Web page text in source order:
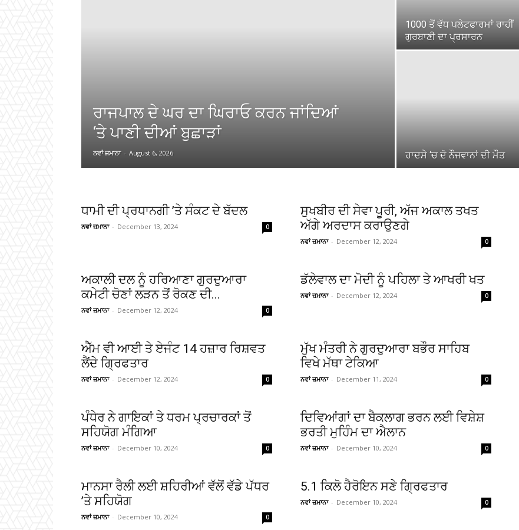
ਰਾਜਪਾਲ ਦੇ ਘਰ ਦਾ ਘਿਰਾਓ ਕਰਨ ਜਾਂਦਿਆਂ
‘ਤੇ ਪਾਣੀ ਦੀਆਂ ਬੁਛਾੜਾਂ
ਨਵਾਂ ਜ਼ਮਾਨਾ - August 6, 2026
1000 ਤੋਂ ਵੱਧ ਪਲੇਟਫਾਰਮਾਂ ਰਾਹੀਂ
ਗੁਰਬਾਣੀ ਦਾ ਪ੍ਰਸਾਰਨ
ਹਾਦਸੇ ‘ਚ ਦੋ ਨੌਜਵਾਨਾਂ ਦੀ ਮੌਤ
ਧਾਮੀ ਦੀ ਪ੍ਰਧਾਨਗੀ ’ਤੇ ਸੰਕਟ ਦੇ ਬੱਦਲ
ਨਵਾਂ ਜ਼ਮਾਨਾ - December 13, 2024 0
ਸੁਖਬੀਰ ਦੀ ਸੇਵਾ ਪੂਰੀ, ਅੱਜ ਅਕਾਲ ਤਖਤ
ਅੱਗੇ ਅਰਦਾਸ ਕਰਾਉਣਗੇ
ਨਵਾਂ ਜ਼ਮਾਨਾ - December 12, 2024 0
ਅਕਾਲੀ ਦਲ ਨੂੰ ਹਰਿਆਣਾ ਗੁਰਦੁਆਰਾ
ਕਮੇਟੀ ਚੋਣਾਂ ਲੜਨ ਤੋਂ ਰੋਕਣ ਦੀ...
ਨਵਾਂ ਜ਼ਮਾਨਾ - December 12, 2024 0
ਡੱਲੇਵਾਲ ਦਾ ਮੋਦੀ ਨੂੰ ਪਹਿਲਾ ਤੇ ਆਖਰੀ ਖਤ
ਨਵਾਂ ਜ਼ਮਾਨਾ - December 12, 2024 0
ਐੱਮ ਵੀ ਆਈ ਤੇ ਏਜੰਟ 14 ਹਜ਼ਾਰ ਰਿਸ਼ਵਤ
ਲੈਂਦੇ ਗਿ੍ਰਫਤਾਰ
ਨਵਾਂ ਜ਼ਮਾਨਾ - December 12, 2024 0
ਮੁੱਖ ਮੰਤਰੀ ਨੇ ਗੁਰਦੁਆਰਾ ਬਭੌਰ ਸਾਹਿਬ
ਵਿਖੇ ਮੱਥਾ ਟੇਕਿਆ
ਨਵਾਂ ਜ਼ਮਾਨਾ - December 11, 2024 0
ਪੰਧੇਰ ਨੇ ਗਾਇਕਾਂ ਤੇ ਧਰਮ ਪ੍ਰਚਾਰਕਾਂ ਤੋਂ
ਸਹਿਯੋਗ ਮੰਗਿਆ
ਨਵਾਂ ਜ਼ਮਾਨਾ - December 10, 2024 0
ਦਿਵਿਆਂਗਾਂ ਦਾ ਬੈਕਲਾਗ ਭਰਨ ਲਈ ਵਿਸ਼ੇਸ਼
ਭਰਤੀ ਮੁਹਿੰਮ ਦਾ ਐਲਾਨ
ਨਵਾਂ ਜ਼ਮਾਨਾ - December 10, 2024 0
ਮਾਨਸਾ ਰੈਲੀ ਲਈ ਸ਼ਹਿਰੀਆਂ ਵੱਲੋਂ ਵੱਡੇ ਪੱਧਰ
’ਤੇ ਸਹਿਯੋਗ
ਨਵਾਂ ਜ਼ਮਾਨਾ - December 10, 2024 0
5.1 ਕਿਲੋ ਹੈਰੋਇਨ ਸਣੇ ਗਿ੍ਰਫਤਾਰ
ਨਵਾਂ ਜ਼ਮਾਨਾ - December 10, 2024 0